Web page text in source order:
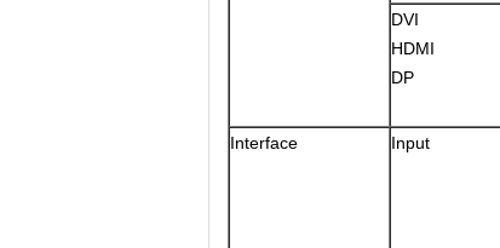
DVI
HDMI
DP
Interface Input